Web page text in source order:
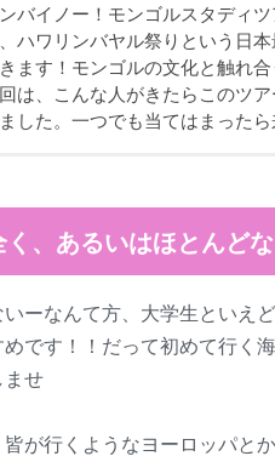
バイノー！モンゴルスタディ
ハワリンバヤル祭りという日
ます！モンゴルの文化と触れ
は、こんな人がきたらこのツ
した。一つでも当てはまったら
、あるいはほとんどな
ーなんて方、大学生といえ
です！！だって初めて行く
ませ
らは何で
が行くようなヨーロッパと